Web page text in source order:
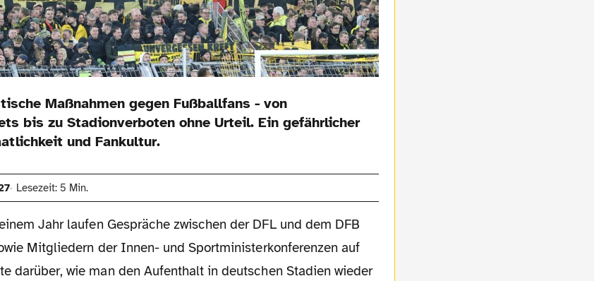
Maßnahmen gegen Fußballfans - von
bis zu Stadionverboten ohne Urteil. Ein gefährlicher
und Fankultur.
Lesezeit: 5 Min.
Jahr laufen Gespräche zwischen der DFL und dem DFB
Mitgliedern der Innen- und Sportministerkonferenzen auf
darüber, wie man den Aufenthalt in deutschen Stadien wieder